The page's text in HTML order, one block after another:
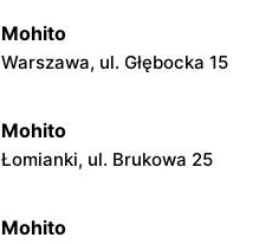
Mohito
Warszawa, ul. Głębocka 15
Mohito
Łomianki, ul. Brukowa 25
Mohito